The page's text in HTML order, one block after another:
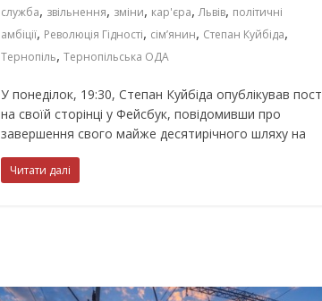
служба, звільнення, зміни, кар'єра,Львів, політичні
амбіції, Революція Гідності, сім’янин, Степан Куйбіда,
Тернопіль,Тернопільська ОДА
У понеділок, 19:30, Степан Куйбіда опублікував пост
на своїй сторінці у Фейсбук, повідомивши про
завершення свого майже десятирічного шляху на
Читати далі